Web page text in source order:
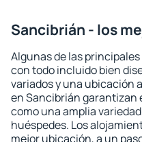
Sancibrián - los
Algunas de las
con todo incluido bien
variados y una ubicación
en Sancibrián garantizan
como una amplia
huéspedes. Los
mejor ubicación, a un